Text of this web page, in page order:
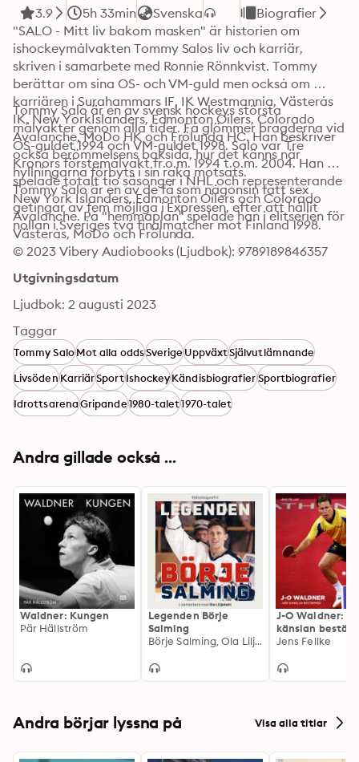
3.9 5h 33min Svenska
Biografier
"SALO - Mitt liv bakom masken" är historien om
ishockeymålvakten Tommy Salos liv och karriär,
skriven i samarbete med Ronnie Rönnkvist. Tommy
berättar om sina OS- och VM-guld men också om
karriären i Surahammars IF, IK Westmannia, Västerås
IK, New YorkIslanders, Edmonton Oilers, Colorado
Avalanche, MoDo HK och Frölunda HC. Han beskriver
också berömmelsens baksida, hur det känns när
hyllningarna förbyts i sin raka motsats.
Tommy Salo är en av svensk hockeys största
målvakter genom alla tider. Få glömmer bragderna vid
OS-guldet 1994 och VM-guldet 1998. Salo var Tre
Kronors förstemålvakt fr.o.m. 1994 t.o.m. 2004. Han
spelade totalt tio säsonger i NHL och representerande
New York Islanders, Edmonton Oilers och Colorado
Avalanche. På "hemmaplan" spelade han i elitserien för
Västerås, MoDo och Frölunda.
Tommy Salo är en av de få som någonsin fått sex
getingar av fem möjliga i Expressen, efter att hållit
nollan i Sveriges två finalmatcher mot Finland 1998.
© 2023 Vibery Audiobooks (Ljudbok): 9789189846357
Utgivningsdatum
Ljudbok: 2 augusti 2023
Taggar
Tommy SaloMot alla oddsSverigeUppväxtSjälvutlämnande
LivsödenKarriärSportIshockeyKändisbiografierSportbiografier
IdrottsarenaGripande1980-talet1970-talet
Andra gillade också ...
Waldner: Kungen
Pär Hällström
Legenden Börje
Salming
Börje Salming, Ola Liljedahl
J-O Waldner:
känslan
Jens Fellke
Andra börjar lyssna på Visa alla titlar